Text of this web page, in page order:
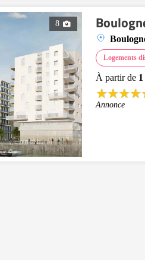
8
Logements
À partir de
Annonce